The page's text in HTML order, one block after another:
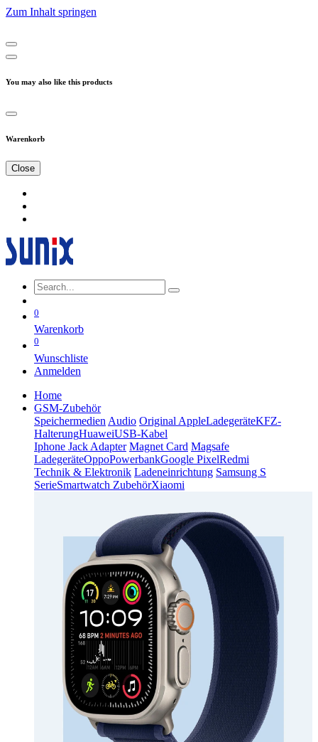
Zum Inhalt springen
You may also like this products
Warenkorb
Close
0
Warenkorb
0
Wunschliste
Anmelden
Home
GSM-Zubehör
Speichermedien Audio Original AppleLadegeräteKFZ-
HalterungHuaweiUSB-Kabel
Iphone Jack Adapter Magnet Card Magsafe
LadegeräteOppoPowerbankGoogle PixelRedmi
Technik & Elektronik Ladeneinrichtung Samsung S
SerieSmartwatch ZubehörXiaomi